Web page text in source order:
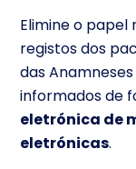
Elimine o papel
registos dos
das
informados de
eletrónica de
eletrónicas.